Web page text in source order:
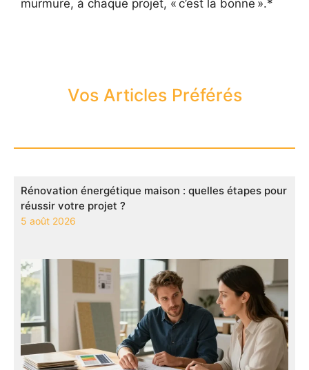
murmure, à chaque projet, « c’est la bonne ».*
Vos Articles Préférés
Rénovation énergétique maison : quelles étapes pour
réussir votre projet ?
5 août 2026